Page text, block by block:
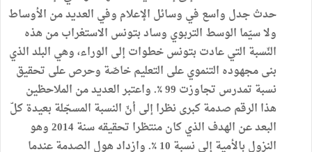
حدث جدل واسع في وسائل الإعلام وفي العديد من الأوساط
ولا سيّما الوسط التربوي وساد بتونس الاستغراب من هذه
النّسبة التي عادت بتونس خطوات إلى الوراء، وهي البلد الذي
بنى مجهوده التنموي على التعليم خاصّة وحرص على تحقيق
نسبة تمدرس تجاوزت 99 ٪. واعتبر العديد من الملاحظين
هذا الرقم صدمة كبرى نظرا إلى أنّ النسبة المسجّلة بعيدة كلّ
البعد عن الهدف الذي كان منتظرا تحقيقه سنة 2014 وهو
النزول بالأمية إلى نسبة 10 ٪. وازداد هول الصدمة عندما